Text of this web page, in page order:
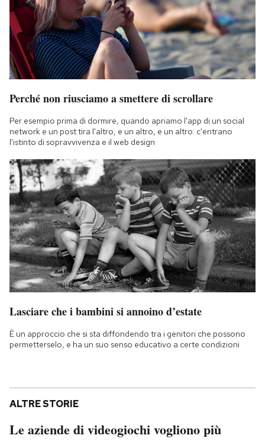
Perché non riusciamo a smettere di scrollare
Per esempio prima di dormire, quando apriamo l'app di un social
network e un post tira l'altro, e un altro, e un altro: c'entrano
l'istinto di sopravvivenza e il web design
Lasciare che i bambini si annoino d’estate
È un approccio che si sta diffondendo tra i genitori che possono
permetterselo, e ha un suo senso educativo a certe condizioni
ALTRE STORIE
Le aziende di videogiochi vogliono più